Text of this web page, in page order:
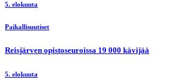
5. elokuuta
Paikallisuutiset
Reisjärven opistoseuroissa 19 000 kävijää
5. elokuuta